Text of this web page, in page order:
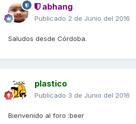
abhang
Publicado 2 de Junio del 2016
Saludos desde Córdoba.
plastico
Publicado 3 de Junio del 2016
Bienvenido al foro :beer